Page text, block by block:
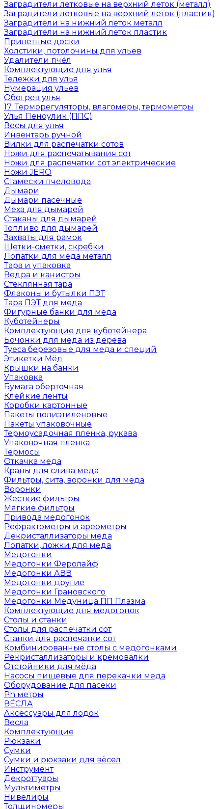
Заградители летковые на верхний леток (металл)
Заградители летковые на верхний леток (пластик)
Заградители на нижний леток металл
Заградители на нижний леток пластик
Прилетные доски
Холстики, потолочины для ульев
Удалители пчёл
Комплектующие для улья
Тележки для улья
Нумерация ульев
Обогрев улья
17. Терморегуляторы, влагомеры, термометры
Улья Пеноулик (ППС)
Весы для улья
Инвентарь ручной
Вилки для распечатки сотов
Ножи для распечатывания сот
Ножи для распечатки сот электрические
Ножи JERO
Стамески пчеловода
Дымари
Дымари пасечные
Меха для дымарей
Стаканы для дымарей
Топливо для дымарей
Захваты для рамок
Щетки-сметки, скребки
Лопатки для меда металл
Тара и упаковка
Ведра и канистры
Стеклянная тара
Флаконы и бутылки ПЭТ
Тара ПЭТ для меда
Фигурные банки для меда
Куботейнеры
Комплектующие для куботейнера
Бочонки для меда из дерева
Туеса березовые для меда и специй
Этикетки Мёд
Крышки на банки
Упаковка
Бумага оберточная
Клейкие ленты
Коробки картонные
Пакеты полиэтиленовые
Пакеты упаковочные
Термоусадочная пленка, рукава
Упаковочная пленка
Термосы
Откачка меда
Краны для слива меда
Фильтры, сита, воронки для меда
Воронки
Жесткие фильтры
Мягкие фильтры
Привода медогонок
Рефрактометры и ареометры
Декристаллизаторы меда
Лопатки, ложки для меда
Медогонки
Медогонки Феролайф
Медогонки АВВ
Медогонки другие
Медогонки Грановского
Медогонки Медуница ПП Плазма
Комплектующие для медогонок
Столы и станки
Столы для распечатки сот
Станки для распечатки сот
Комбинированные столы с медогонками
Рекристаллизаторы и кремовалки
Отстойники для мёда
Насосы пищевые для перекачки меда
Оборудование для пасеки
Ph метры
ВЁСЛА
Аксессуары для лодок
Весла
Комплектующие
Рюкзаки
Сумки
Сумки и рюкзаки для вёсел
Инструмент
Декроттуары
Мультиметры
Нивелиры
Толщиномеры